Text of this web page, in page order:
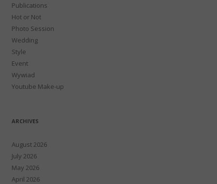
Publications
Hot or Not
Photo Session
Wedding
Style
Event
Wywiad
Youtube Make-up
ARCHIVES
August 2026
July 2026
May 2026
April 2026